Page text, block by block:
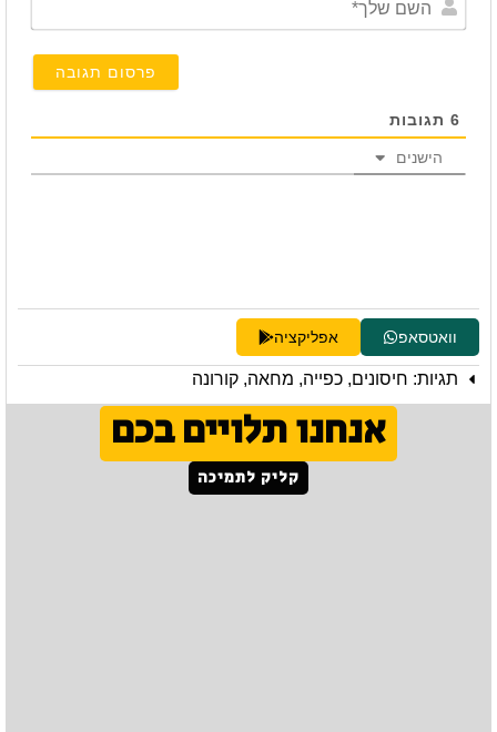
6 תגובות
הישנים
וואטסאפ אפליקציה
תגיות: חיסונים, כפייה, מחאה, קורונה
אנחנו תלויים בכם
קליק לתמיכה